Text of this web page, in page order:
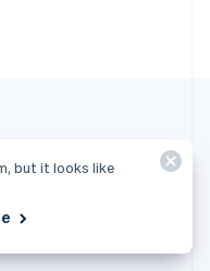
but it looks like